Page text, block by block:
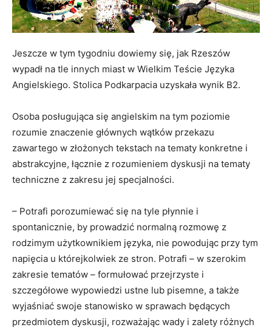
Jeszcze w tym tygodniu dowiemy się, jak Rzeszów
wypadł na tle innych miast w Wielkim Teście Języka
Angielskiego. Stolica Podkarpacia uzyskała wynik B2.
Osoba posługująca się angielskim na tym poziomie
rozumie znaczenie głównych wątków przekazu
zawartego w złożonych tekstach na tematy konkretne i
abstrakcyjne, łącznie z rozumieniem dyskusji na tematy
techniczne z zakresu jej specjalności.
– Potrafi porozumiewać się na tyle płynnie i
spontanicznie, by prowadzić normalną rozmowę z
rodzimym użytkownikiem języka, nie powodując przy tym
napięcia u którejkolwiek ze stron. Potrafi – w szerokim
zakresie tematów – formułować przejrzyste i
szczegółowe wypowiedzi ustne lub pisemne, a także
wyjaśniać swoje stanowisko w sprawach będących
przedmiotem dyskusji, rozważając wady i zalety różnych